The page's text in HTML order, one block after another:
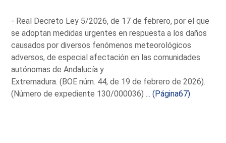
- Real Decreto Ley 5/2026, de 17 de febrero, por el que
se adoptan medidas urgentes en respuesta a los daños
causados por diversos fenómenos meteorológicos
adversos, de especial afectación en las comunidades
autónomas de Andalucía y
Extremadura. (BOE núm. 44, de 19 de febrero de 2026).
(Número de expediente 130/000036) ...(Página67)